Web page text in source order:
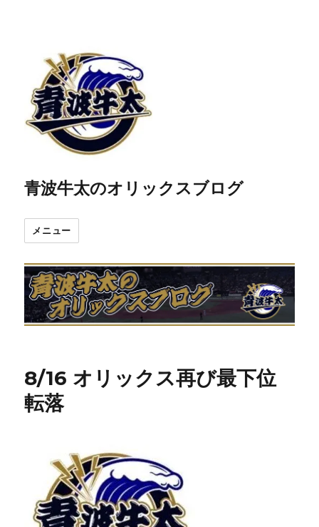
青波牛太のオリックスブログ
メニュー
8/16 オリックス再び最下位
転落